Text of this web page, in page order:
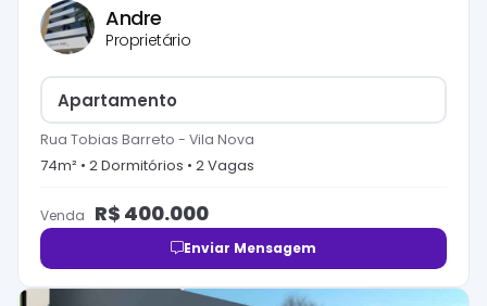
Andre
Proprietário
Apartamento
Rua Tobias Barreto - Vila Nova
74m² • 2Dormitórios • 2Vagas
Venda R$ 400.000
Enviar Mensagem